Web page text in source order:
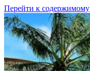
Перейти к содержимому